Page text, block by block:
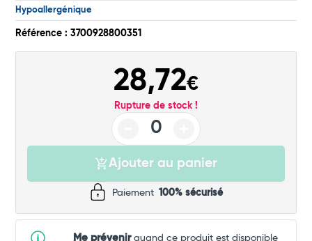
Hypoallergénique
Référence : 3700928800351
28,72€
Rupture de stock !
Ajouter au panier
Paiement 100% sécurisé
Me prévenirquand ce produit est disponible